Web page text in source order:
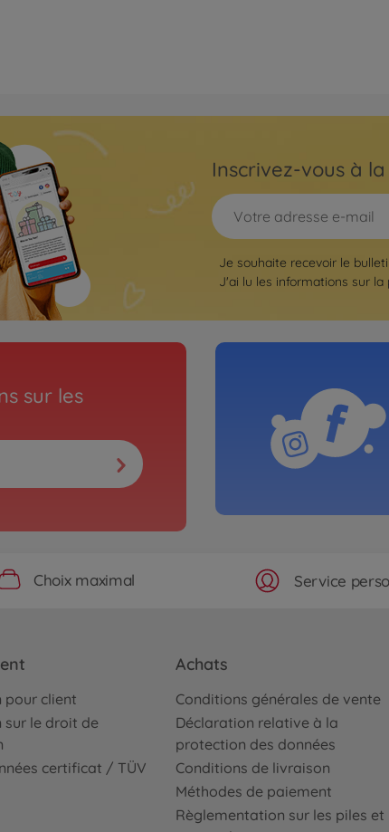
Inscrivez-vous à
Je souhaite recevoir le
J'ai lu les informations sur la
sur les
Choix maximal Service
pour client
sur le droit de
certificat / TÜV
Achats
Conditions générales de vente
Déclaration relative à la
protection des données
Conditions de livraison
Méthodes de paiement
Règlementation sur les piles et